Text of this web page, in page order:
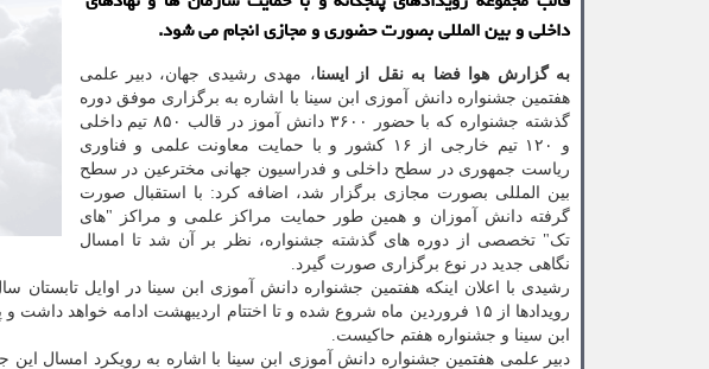
داخلی و بین المللی بصورت حضوری و مجازی انجام می شود.
به گزارش هوا فضا به نقل از ایسنا، مهدی رشیدی جهان، دبیر علمی
هفتمین جشنواره دانش آموزی ابن سینا با اشاره به برگزاری موفق دوره
گذشته جشنواره که با حضور ۳۶۰۰ دانش آموز در قالب ۸۵۰ تیم داخلی
و ۱۲۰ تیم خارجی از ۱۶ کشور و با حمایت معاونت علمی و فناوری
ریاست جمهوری در سطح داخلی و فدراسیون جهانی مخترعین در سطح
بین المللی بصورت مجازی برگزار شد، اضافه کرد: با استقبال صورت
گرفته دانش آموزان و همین طور حمایت مراکز علمی و مراکز "های
تک" تخصصی از دوره های گذشته جشنواره، نظر بر آن شد تا امسال
نگاهی جدید در نوع برگزاری صورت گیرد.
رشیدی با اعلان اینکه هفتمین جشنواره دانش آموزی ابن سینا در اوایل تابستان
ابن سینا و جشنواره هفتم حاکیست.
دبیر علمی هفتمین جشنواره دانش آموزی ابن سینا با اشاره به رویکرد امسال این